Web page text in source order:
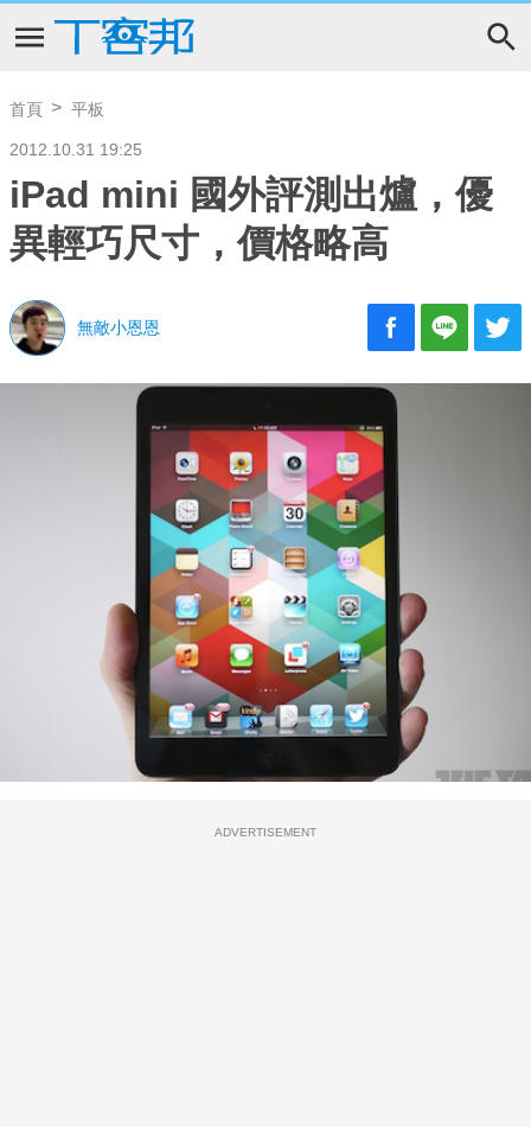
首頁 平板
2012.10.31 19:25
iPad mini 國外評測出爐，優
異輕巧尺寸，價格略高
無敵小恩恩
ADVERTISEMENT